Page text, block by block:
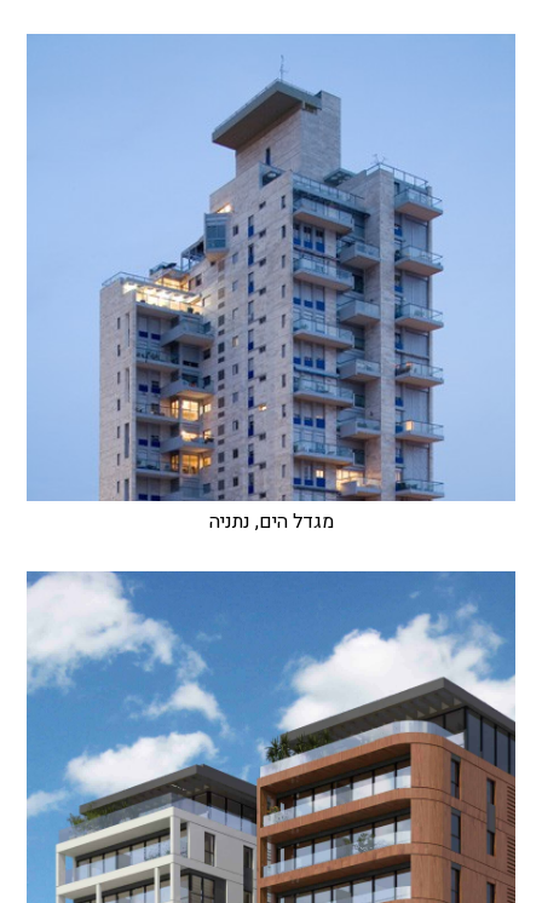
מגדל הים, נתניה